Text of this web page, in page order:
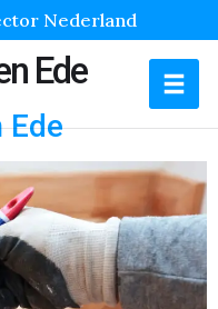
Nederland
Ede
Ede